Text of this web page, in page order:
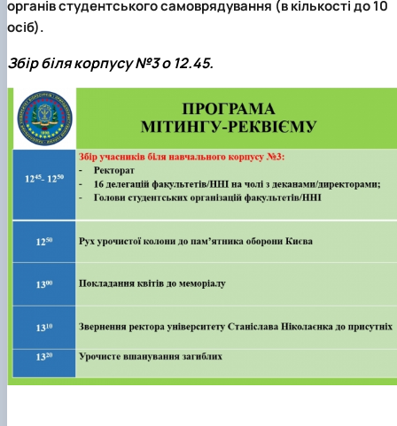
органів студентського самоврядування (в кількості до 10
осіб).
Збір біля корпусу №3 о 12.45.